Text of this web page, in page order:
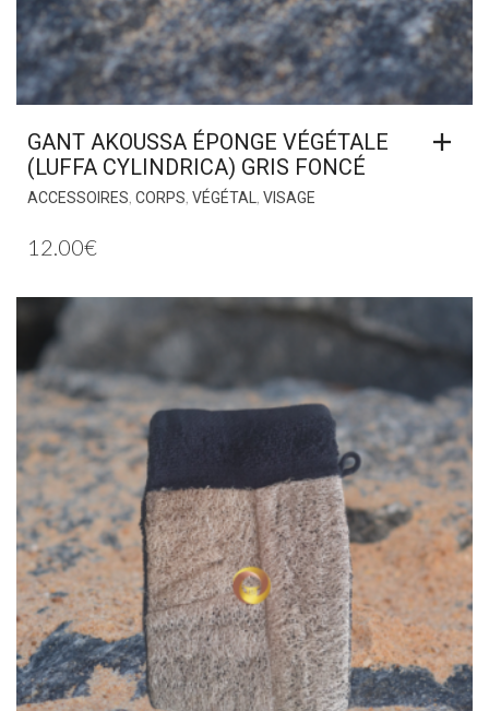
GANT AKOUSSA ÉPONGE VÉGÉTALE
(LUFFA CYLINDRICA) GRIS FONCÉ
ACCESSOIRES CORPS VÉGÉTAL VISAGE
12.00€